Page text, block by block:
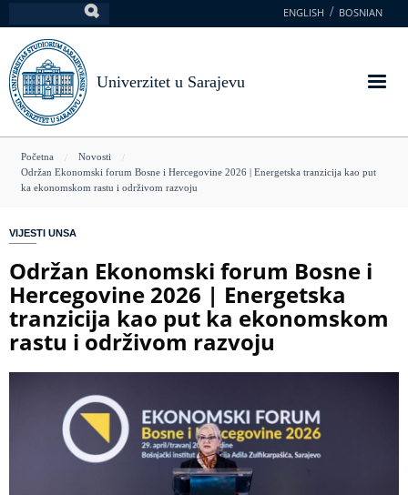
na
glavni
sadržaj
ENGLISH BOSNIAN
Univerzitet u Sarajevu
You
are
Početna
Novosti
Održan Ekonomski forum Bosne i Hercegovine 2026 | Energetska tranzicija kao put
ka ekonomskom rastu i održivom razvoju
VIJESTI UNSA
Održan Ekonomski forum Bosne i
Hercegovine 2026 | Energetska
tranzicija kao put ka ekonomskom
rastu i održivom razvoju